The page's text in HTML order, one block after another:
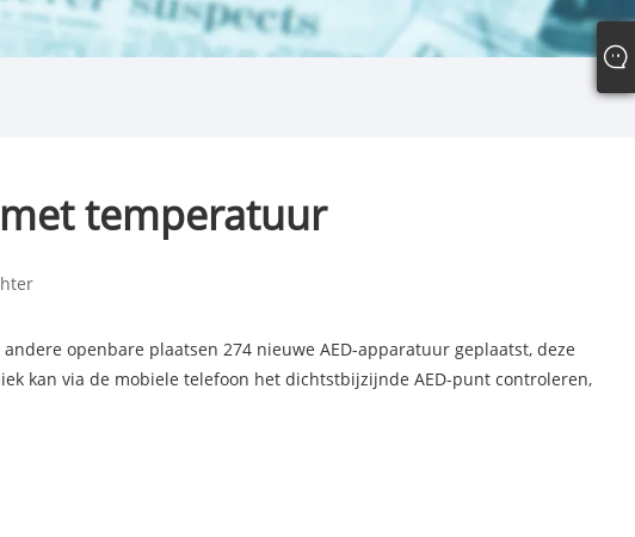
temperatuur
openbare plaatsen 274 nieuwe AED-apparatuur geplaatst, deze
kan via de mobiele telefoon het dichtstbijzijnde AED-punt controleren,